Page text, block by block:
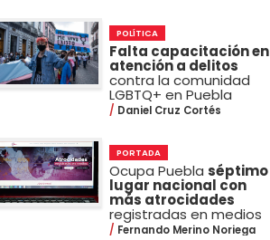
POLÍTICA
Falta capacitación en
atención a delitos
contra la comunidad
LGBTQ+ en Puebla
Daniel Cruz Cortés
PORTADA
Ocupa Puebla séptimo
lugar nacional con
más atrocidades
registradas en medios
Fernando Merino Noriega